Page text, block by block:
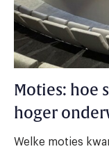
Moties: hoe
hoger
Welke moties